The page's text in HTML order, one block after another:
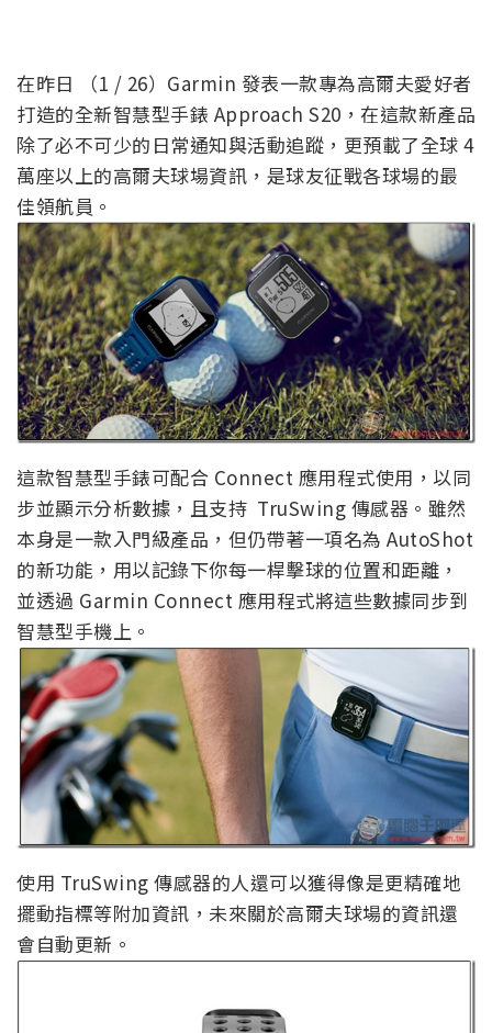
在昨日 （1 / 26）Garmin 發表一款專為高爾夫愛好者
打造的全新智慧型手錶 Approach S20，在這款新產品
除了必不可少的日常通知與活動追蹤，更預載了全球 4
萬座以上的高爾夫球場資訊，是球友征戰各球場的最
佳領航員。
這款智慧型手錶可配合 Connect 應用程式使用，以同
步並顯示分析數據，且支持 TruSwing 傳感器。雖然
本身是一款入門級產品，但仍帶著一項名為 AutoShot
的新功能，用以記錄下你每一桿擊球的位置和距離，
並透過 Garmin Connect 應用程式將這些數據同步到
智慧型手機上。
使用 TruSwing 傳感器的人還可以獲得像是更精確地
擺動指標等附加資訊，未來關於高爾夫球場的資訊還
會自動更新。